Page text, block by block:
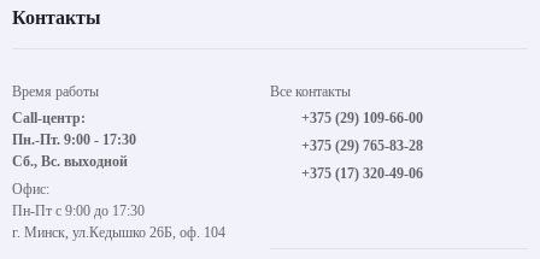
Контакты
Время работы
Call-центр:
Пн.-Пт. 9:00 - 17:30
Сб., Вс. выходной
Офис:
Пн-Пт с 9:00 до 17:30
г. Минск, ул.Кедышко 26Б, оф. 104
Все контакты
+375 (29) 109-66-00
+375 (29) 765-83-28
+375 (17) 320-49-06